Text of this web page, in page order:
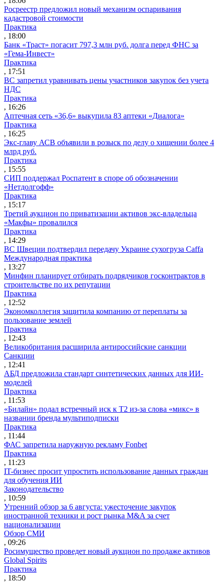
Росреестр предложил новый механизм оспаривания
кадастровой стоимости
Практика
, 18:00
Банк «Траст» погасит 797,3 млн руб. долга перед ФНС за
«Гема-Инвест»
Практика
, 17:51
ВС запретил уравнивать цены участников закупок без учета
НДС
Практика
, 16:26
Аптечная сеть «36,6» выкупила 83 аптеки «Диалога»
Практика
, 16:25
Экс-главу АСВ объявили в розыск по делу о хищении более 4
млрд руб.
Практика
, 15:55
СИП поддержал Роспатент в споре об обозначении
«Нетдолгофф»
Практика
, 15:17
Третий аукцион по приватизации активов экс-владельца
«Макфы» провалился
Практика
, 14:29
ВС Швеции подтвердил передачу Украине сухогруза Caffa
Международная практика
, 13:27
Минфин планирует отбирать подрядчиков госконтрактов в
строительстве по их репутации
Практика
, 12:52
Экономколлегия защитила компанию от переплаты за
пользование землей
Практика
, 12:43
Великобритания расширила антироссийские санкции
Санкции
, 12:41
АБД предложила стандарт синтетических данных для ИИ-
моделей
Практика
, 11:53
«Билайн» подал встречный иск к Т2 из-за слова «микс» в
названии бренда мультиподписки
Практика
, 11:44
ФАС запретила наружную рекламу Fonbet
Практика
, 11:23
IT-бизнес просит упростить использование данных граждан
для обучения ИИ
Законодательство
, 10:59
Утренний обзор за 6 августа: ужесточение закупок
иностранной техники и рост рынка M&A за счет
национализации
Обзор СМИ
, 09:26
Росимущество проведет новый аукцион по продаже активов
Global Spirits
Практика
, 18:50